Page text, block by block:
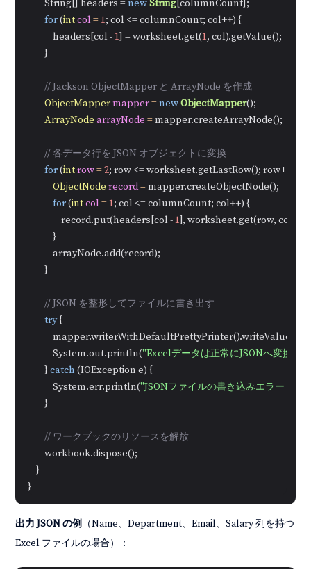
        String[] headers =
newString[columnCount];
for (intcol=1; col <= columnCount; col++) {
            headers[col -
1] = worksheet.get(1, col).getValue();
        }
// Jackson ObjectMapper と ArrayNode を作成
ObjectMappermapper=newObjectMapper();
ArrayNode arrayNode = mapper.createArrayNode();
// 各データ行を JSON オブジェクトに変換
for (introw=2; row <= worksheet.getLastRow(); row++) {
ObjectNode record= mapper.createObjectNode();
for (intcol=1; col <= columnCount; col++) {
                record.put(headers[col -
1], worksheet.get(row,
            }
            arrayNode.add(record);
        }
// JSON を整形してファイルに書き出す
try {
            mapper.writerWithDefaultPrettyPrinter().writeValue(
            System.out.println(
"Excelデータは正常にJSONへ変換さ
        }
catch (IOException e) {
            System.err.println(
"JSONファイルの書き込みエラー："
        }
// ワークブックのリソースを解放
        workbook.dispose();
    }
出力 JSON の例 （Name、Department、Email、Salary 列を持つ
Excel ファイルの場合）：